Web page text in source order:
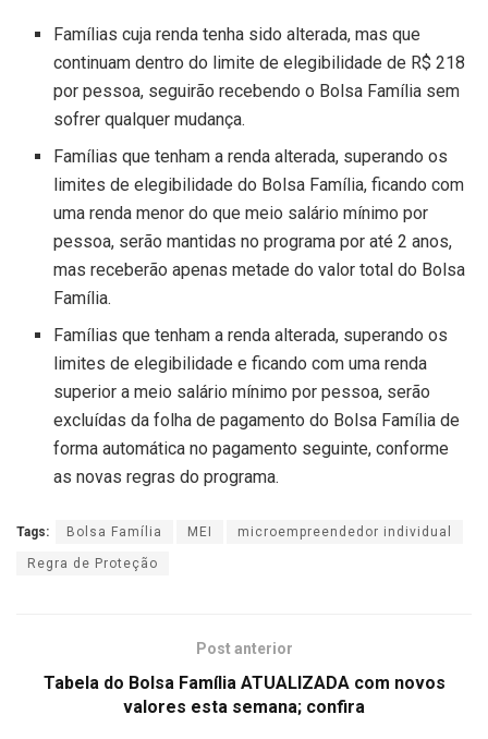
Famílias cuja renda tenha sido alterada, mas que
continuam dentro do limite de elegibilidade de R$ 218
por pessoa, seguirão recebendo o Bolsa Família sem
sofrer qualquer mudança.
Famílias que tenham a renda alterada, superando os
limites de elegibilidade do Bolsa Família, ficando com
uma renda menor do que meio salário mínimo por
pessoa, serão mantidas no programa por até 2 anos,
mas receberão apenas metade do valor total do Bolsa
Família.
Famílias que tenham a renda alterada, superando os
limites de elegibilidade e ficando com uma renda
superior a meio salário mínimo por pessoa, serão
excluídas da folha de pagamento do Bolsa Família de
forma automática no pagamento seguinte, conforme
as novas regras do programa.
Tags: Bolsa Família MEI microempreendedor individual
Regra de Proteção
Post anterior
Tabela do Bolsa Família ATUALIZADA com novos
valores esta semana; confira